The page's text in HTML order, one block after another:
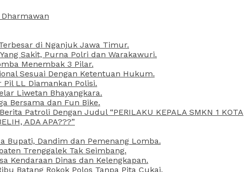
di Nganjuk Jawa Timur.
Sakit, Purna Polri dan Warakawuri.
Menembak 3 Pilar.
Sesuai Dengan Ketentuan Hukum.
LL Diamankan Polisi.
Liwetan Bhayangkara.
Bersama dan Fun Bike.
Patroli Dengan Judul “PERILAKU KEPALA SMKN 1 KOTA
ADA APA???”
Bupati, Dandim dan Pemenang Lomba.
Trenggalek Tak Seimbang.
Kendaraan Dinas dan Kelengkapan.
Batang Rokok Polos Tanpa Pita Cukai.